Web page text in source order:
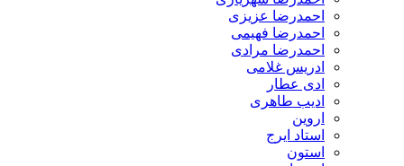
احمدرضا عزیزی
احمدرضا فهیمی
احمدرضا مرادی
ادریس غلامی
ادی عطار
ادیب طاهری
اروین
استاد ایرج
استون